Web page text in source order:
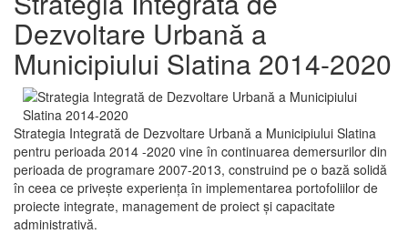
Dezvoltare Urbană a
Municipiului Slatina 2014-2020
Strategia Integrată de Dezvoltare Urbană a Municipiului Slatina
pentru perioada 2014 -2020 vine în continuarea demersurilor din
perioada de programare 2007-2013, construind pe o bază solidă
în ceea ce priveşte experienţa în implementarea portofoliilor de
proiecte integrate, management de proiect și capacitate
administrativă.